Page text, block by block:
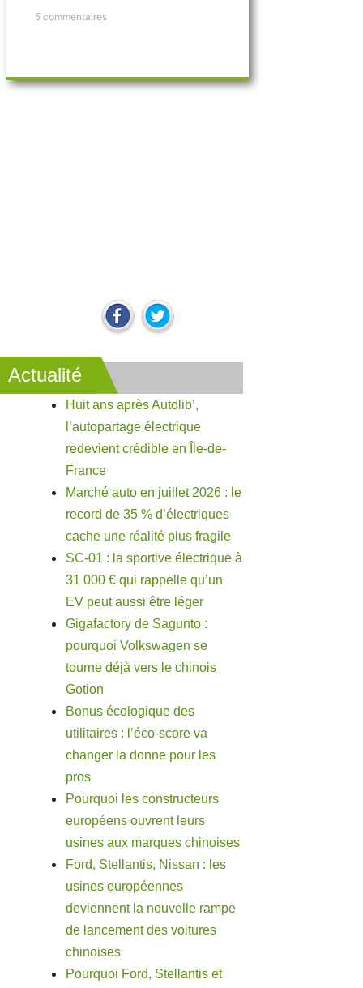
5 commentaires
Actualité
Huit ans après Autolib’,
l’autopartage électrique
redevient crédible en Île-de-
France
Marché auto en juillet 2026 : le
record de 35 % d’électriques
cache une réalité plus fragile
SC-01 : la sportive électrique à
31 000 € qui rappelle qu’un
EV peut aussi être léger
Gigafactory de Sagunto :
pourquoi Volkswagen se
tourne déjà vers le chinois
Gotion
Bonus écologique des
utilitaires : l’éco-score va
changer la donne pour les
pros
Pourquoi les constructeurs
européens ouvrent leurs
usines aux marques chinoises
Ford, Stellantis, Nissan : les
usines européennes
deviennent la nouvelle rampe
de lancement des voitures
chinoises
Pourquoi Ford, Stellantis et